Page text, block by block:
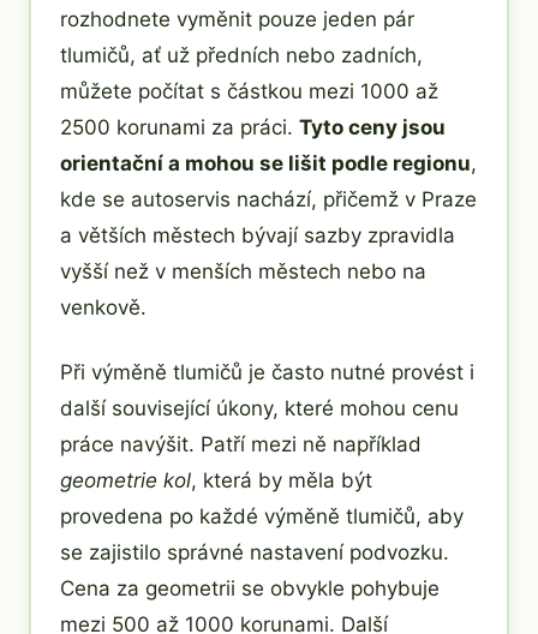
rozhodnete vyměnit pouze jeden pár
tlumičů, ať už předních nebo zadních,
můžete počítat s částkou mezi 1000 až
2500 korunami za práci. Tyto ceny jsou
orientační a mohou se lišit podle regionu,
kde se autoservis nachází, přičemž v Praze
a větších městech bývají sazby zpravidla
vyšší než v menších městech nebo na
venkově.
Při výměně tlumičů je často nutné provést i
další související úkony, které mohou cenu
práce navýšit. Patří mezi ně například
geometrie kol, která by měla být
provedena po každé výměně tlumičů, aby
se zajistilo správné nastavení podvozku.
Cena za geometrii se obvykle pohybuje
mezi 500 až 1000 korunami. Další